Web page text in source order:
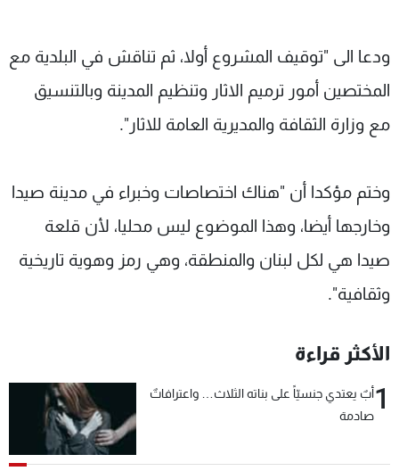
ودعا الى "توقيف المشروع أولا، ثم تناقش في البلدية مع
المختصين أمور ترميم الاثار وتنظيم المدينة وبالتنسيق
مع وزارة الثقافة والمديرية العامة للاثار".
وختم مؤكدا أن "هناك اختصاصات وخبراء في مدينة صيدا
وخارجها أيضا، وهذا الموضوع ليس محليا، لأن قلعة
صيدا هي لكل لبنان والمنطقة، وهي رمز وهوية تاريخية
وثقافية".
الأكثر قراءة
1أبٌ يعتدي جنسيّاً على بناته الثلاث… واعترافاتٌ
صادمة